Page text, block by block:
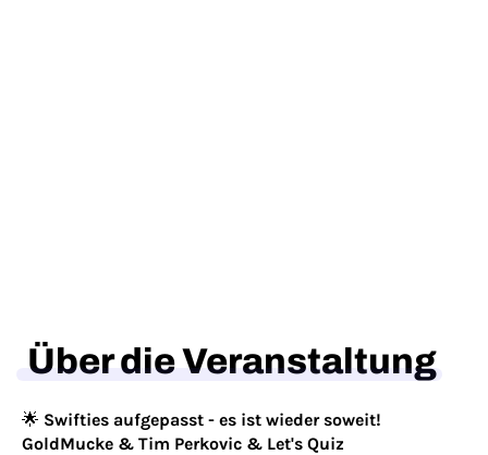
Über die Veranstaltung
🌟 Swifties aufgepasst - es ist wieder soweit!
GoldMucke & Tim Perkovic & Let's Quiz